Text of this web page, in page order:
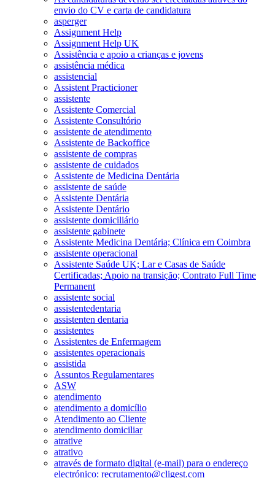
envio do CV e carta de candidatura
asperger
Assignment Help
Assignment Help UK
Assistência e apoio a crianças e jovens
assistência médica
assistencial
Assistent Practicioner
assistente
Assistente Comercial
Assistente Consultório
assistente de atendimento
Assistente de Backoffice
assistente de compras
assistente de cuidados
Assistente de Medicina Dentária
assistente de saúde
Assistente Dentária
Assistente Dentário
assistente domiciliário
assistente gabinete
Assistente Medicina Dentária; Clínica em Coimbra
assistente operacional
Assistente Saúde UK; Lar e Casas de Saúde
Certificadas; Apoio na transição; Contrato Full Time
Permanent
assistente social
assistentedentaria
assistenten dentaria
assistentes
Assistentes de Enfermagem
assistentes operacionais
assistida
Assuntos Regulamentares
ASW
atendimento
atendimento a domicílio
Atendimento ao Cliente
atendimento domiciliar
atrative
atrativo
através de formato digital (e-mail) para o endereço
electrónico: recrutamento@cligest.com